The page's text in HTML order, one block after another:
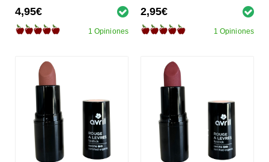
4,95€
1 Opiniones
2,95€
1 Opiniones